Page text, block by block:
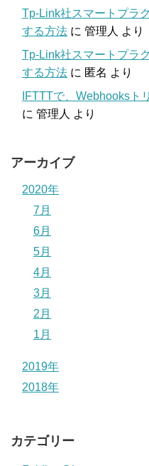
Tp-Link社スマートプラ
する方法 に 管理人 より
Tp-Link社スマートプラ
する方法 に 匿名 より
IFTTTで、Webhooksト
に 管理人 より
アーカイブ
2020年
7月
6月
5月
4月
3月
2月
1月
2019年
2018年
カテゴリー